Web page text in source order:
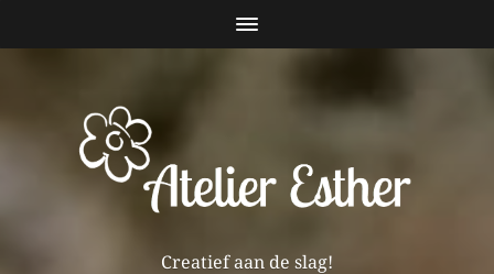
Creatief aan de slag!